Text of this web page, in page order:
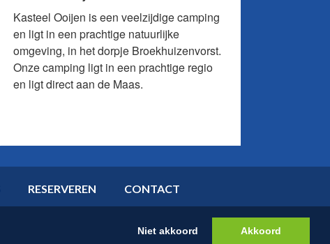
Niet akkoord Akkoord
Kasteel Ooijen is een veelzijdige camping
en ligt in een prachtige natuurlijke
omgeving, in het dorpje Broekhuizenvorst.
Onze camping ligt in een prachtige regio
en ligt direct aan de Maas.
RESERVEREN CONTACT
PARKREGLEMENTEN